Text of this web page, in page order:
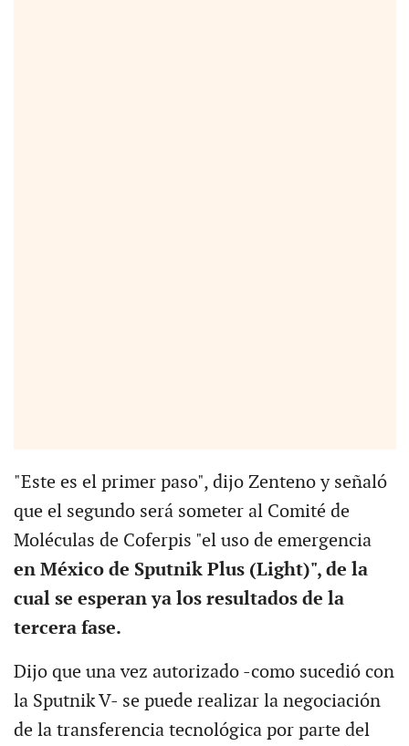
"Este es el primer paso", dijo Zenteno y señaló
que el segundo será someter al Comité de
Moléculas de Coferpis "el uso de emergencia
en México de Sputnik Plus (Light)", de la
cual se esperan ya los resultados de la
tercera fase.
Dijo que una vez autorizado -como sucedió con
la Sputnik V- se puede realizar la negociación
de la transferencia tecnológica por parte del